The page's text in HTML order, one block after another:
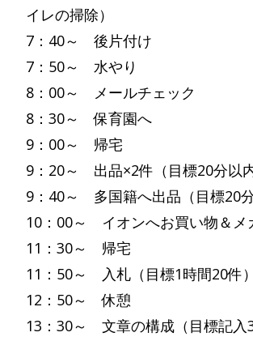
イレの掃除）
7：40～ 後片付け
7：50～ 水やり
8：00～ メールチェック
8：30～ 保育園へ
9：00～ 帰宅
9：20～ 出品×2件（目標20分以内
9：40～ 多国籍へ出品（目標20分
10：00～ イオンへお買い物＆メ
11：30～ 帰宅
11：50～ 入札（目標1時間20件）
12：50～ 休憩
13：30～ 文章の構成（目標記入